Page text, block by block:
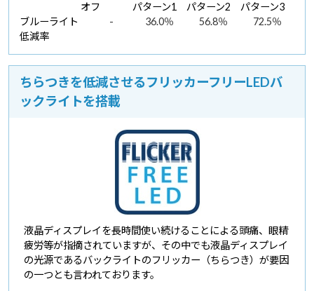
オフ パターン1 パターン2
パターン3
ブルーライト
低減率
- 36.0％ 56.8％ 72.5％
ちらつきを低減させるフリッカーフリーLEDバ
ックライトを搭載
液晶ディスプレイを長時間使い続けることによる頭痛、眼精
疲労等が指摘されていますが、その中でも液晶ディスプレイ
の光源であるバックライトのフリッカー（ちらつき）が要因
の一つとも言われております。